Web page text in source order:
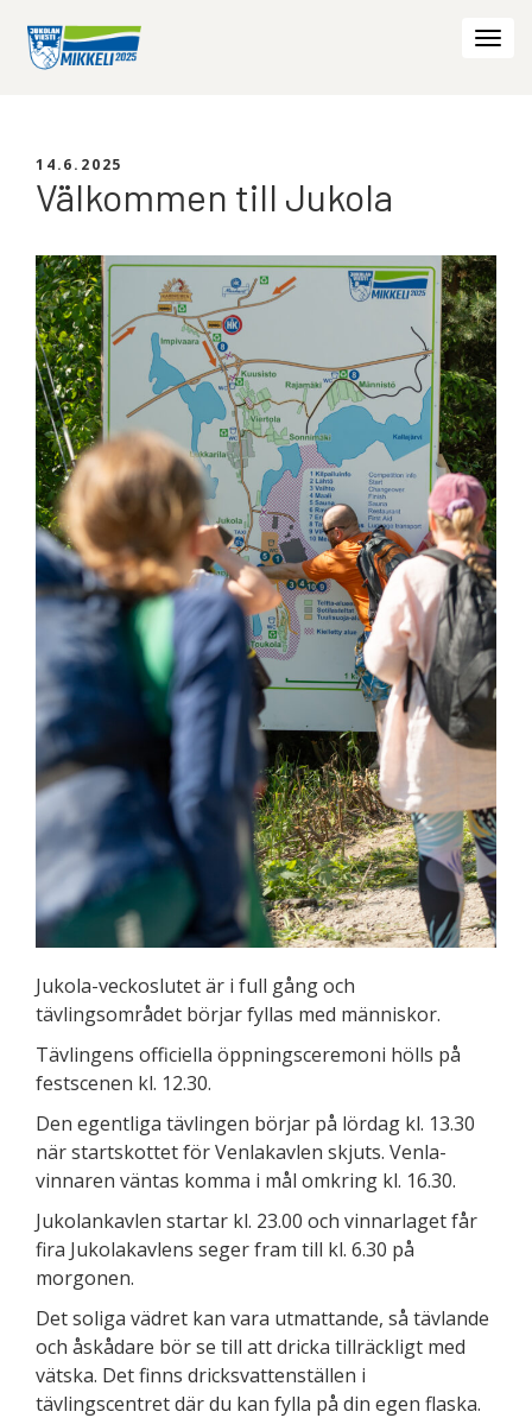
14.6.2025
Välkommen till Jukola
Jukola-veckoslutet är i full gång och
tävlingsområdet börjar fyllas med människor.
Tävlingens officiella öppningsceremoni hölls på
festscenen kl. 12.30.
Den egentliga tävlingen börjar på lördag kl. 13.30
när startskottet för Venlakavlen skjuts. Venla-
vinnaren väntas komma i mål omkring kl. 16.30.
Jukolankavlen startar kl. 23.00 och vinnarlaget får
fira Jukolakavlens seger fram till kl. 6.30 på
morgonen.
Det soliga vädret kan vara utmattande, så tävlande
och åskådare bör se till att dricka tillräckligt med
vätska. Det finns dricksvattenställen i
tävlingscentret där du kan fylla på din egen flaska.